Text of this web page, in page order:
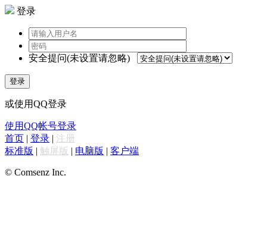
登录
安全提问(未设置请忽略)
登录
或使用QQ登录
使用QQ帐号登录
首页 | 登录 | 注册
标准版 | 触屏版 | 电脑版 | 客户端
© Comsenz Inc.